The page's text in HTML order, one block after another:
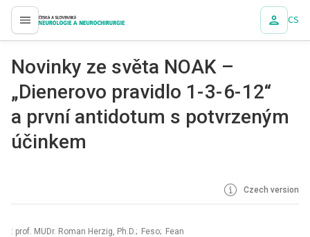
proLékaře.cz CS
Novinky ze světa NOAK –
„Dienerovo pravidlo 1- 3- 6- 12“
a první antidotum s potvrzeným
účinkem
Czech version
: prof. MUDr. Roman Herzig, Ph.D.; Feso; Fean